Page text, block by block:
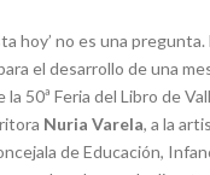
hoy’ no es una pregunta.
el desarrollo de una
50ª Feria del Libro de
Nuria Varela, a la
de Educación,